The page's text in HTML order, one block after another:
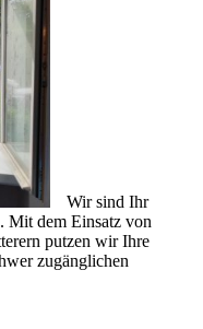
Wir sind Ihr
Mit dem Einsatz von
putzen wir Ihre
zugänglichen